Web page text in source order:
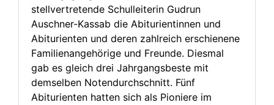
stellvertretende Schulleiterin Gudrun
Auschner-Kassab die Abiturientinnen und
Abiturienten und deren zahlreich erschienene
Familienangehörige und Freunde. Diesmal
gab es gleich drei Jahrgangs­beste mit
demselben Noten­durchschnitt. Fünf
Abiturienten hatten sich als Pioniere im